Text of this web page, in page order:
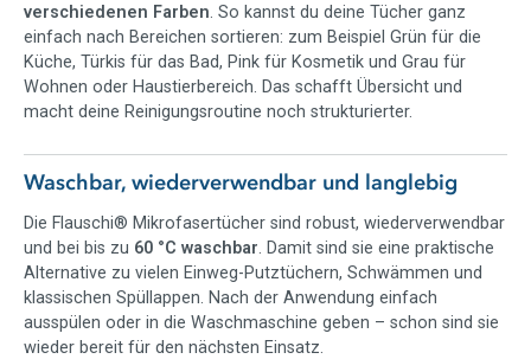
Ein gutes Mikrofasertuch gehört zu den wichtigsten
Reinigungshelfern im Haushalt. Gerade in Küche, Bad und
Wohnbereich entstehen täglich Verschmutzungen, die schnell
aufgenommen werden müssen: Fett, Staub, Krümel,
Feuchtigkeit, Seifenreste, Make-up-Spuren oder angetrocknete
Die Flauschi® Spezialfaser wurde genau für diese
Alltagsaufgaben entwickelt. Durch ihre griffige, flauschige
Struktur nimmt sie Schmutz zuverlässig auf und erreicht auch
Bereiche, an denen glatte Tücher oft nicht gründlich genug
arbeiten. Dazu gehören Fugen, Rillen, Ecken, Kanten,
Vertiefungen, Fensterrahmen, Armaturen, Fliesen,
Küchenfronten und strukturierte Oberflächen.
verschiedenen Farben. So kannst du deine Tücher ganz
einfach nach Bereichen sortieren: zum Beispiel Grün für die
Küche, Türkis für das Bad, Pink für Kosmetik und Grau für
Wohnen oder Haustierbereich. Das schafft Übersicht und
macht deine Reinigungsroutine noch strukturierter.
Waschbar, wiederverwendbar und langlebig
Die Flauschi® Mikrofasertücher sind robust, wiederverwendbar
und bei bis zu 60 °C waschbar. Damit sind sie eine praktische
Alternative zu vielen Einweg-Putztüchern, Schwämmen und
klassischen Spüllappen. Nach der Anwendung einfach
ausspülen oder in die Waschmaschine geben – schon sind sie
wieder bereit für den nächsten Einsatz.